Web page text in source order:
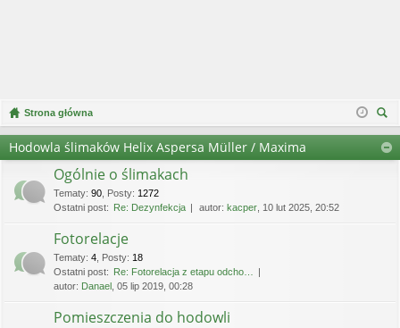
Strona główna
kaj
Hodowla ślimaków Helix Aspersa Müller / Maxima
Ogólnie o ślimakach
Tematy: 90 Posty: 1272
Ostatni post: Re: Dezynfekcja autor: kacper , 10 lut 2025, 20:52
Fotorelacje
Tematy: 4 Posty: 18
Ostatni post: Re: Fotorelacja z etapu odcho…
autor: Danael , 05 lip 2019, 00:28
Pomieszczenia do hodowli